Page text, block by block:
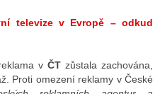
televize v Evropě – odkud
v ČT zůstala zachována,
Proti omezení reklamy v České